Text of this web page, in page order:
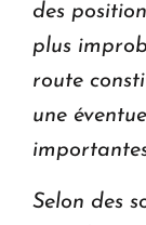
des
plus
route
une
Selon des